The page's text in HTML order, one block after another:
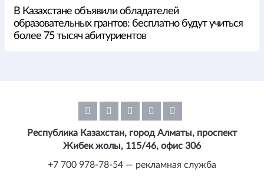
В Казахстане объявили обладателей
образовательных грантов: бесплатно будут учиться
более 75 тысяч абитуриентов
Республика Казахстан, город Алматы, проспект
Жибек жолы, 115/46, офис 306
+7 700 978-78-54 — рекламная служба